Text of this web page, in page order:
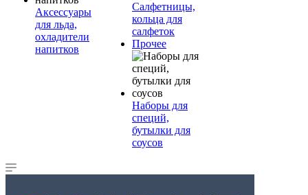
Аксессуары
для льда,
охладители
напитков
Салфетницы,
кольца для
салфеток
Прочее
Наборы для
специй,
бутылки для
соусов